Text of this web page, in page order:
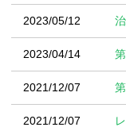
2023/05/12
2023/04/14
2021/12/07
2021/12/07